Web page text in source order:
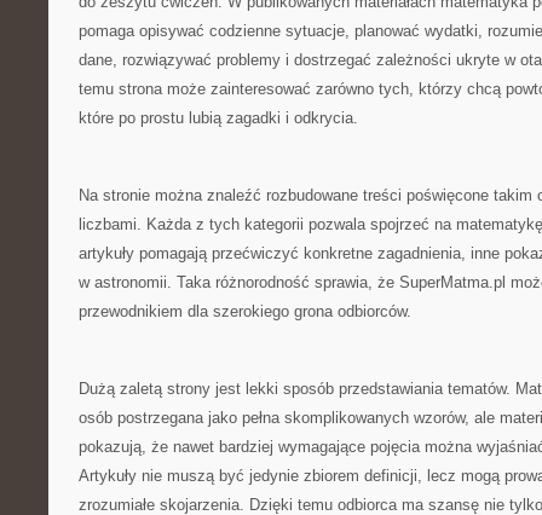
pomaga opisywać codzienne sytuacje, planować wydatki,
dane, rozwiązywać problemy i dostrzegać zależności ukryte w
temu strona może zainteresować zarówno tych, którzy chcą
które po prostu lubią zagadki i odkrycia.
Na stronie można znaleźć rozbudowane treści poświęcone takim
liczbami. Każda z tych kategorii pozwala spojrzeć na
artykuły pomagają przećwiczyć konkretne zagadnienia, inne
w astronomii. Taka różnorodność sprawia, że SuperMatma.pl
przewodnikiem dla szerokiego grona odbiorców.
Dużą zaletą strony jest lekki sposób przedstawiania tematów.
osób postrzegana jako pełna skomplikowanych wzorów, ale
pokazują, że nawet bardziej wymagające pojęcia można
Artykuły nie muszą być jedynie zbiorem definicji, lecz mogą
zrozumiałe skojarzenia. Dzięki temu odbiorca ma szansę nie